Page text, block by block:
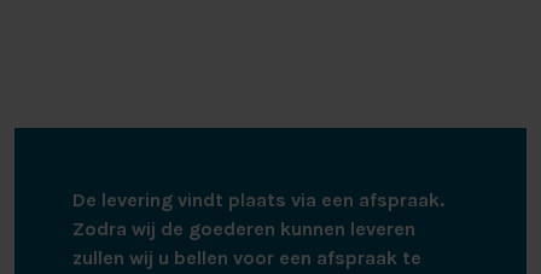
De levering vindt plaats via een afspraak.
Zodra wij de goederen kunnen leveren
zullen wij u bellen voor een afspraak te